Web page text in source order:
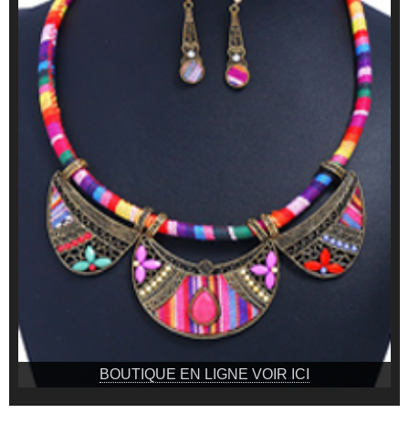
BOUTIQUE EN LIGNE VOIR ICI